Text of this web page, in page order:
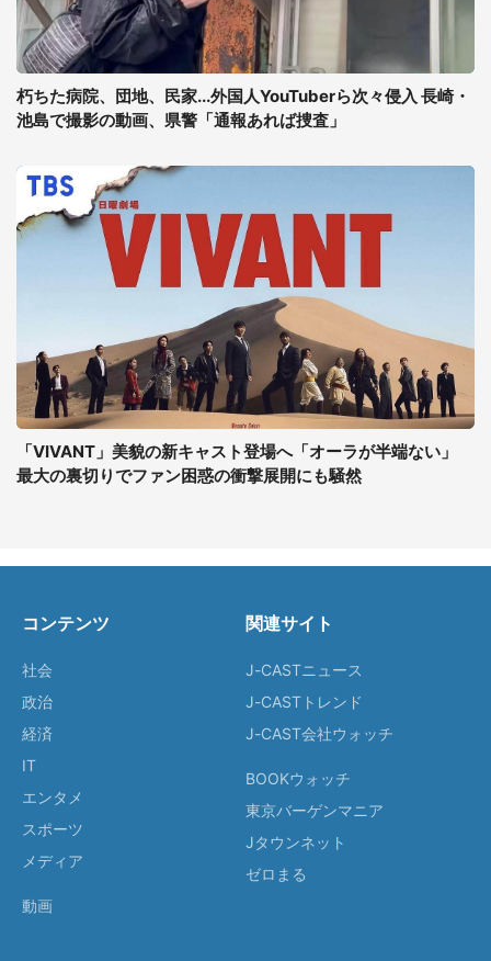
朽ちた病院、団地、民家...外国人YouTuberら次々侵入 長崎・
池島で撮影の動画、県警「通報あれば捜査」
「VIVANT」美貌の新キャスト登場へ「オーラが半端ない」
最大の裏切りでファン困惑の衝撃展開にも騒然
コンテンツ
社会
政治
経済
IT
エンタメ
スポーツ
メディア
動画
関連サイト
J-CASTニュース
J-CASTトレンド
J-CAST会社ウォッチ
BOOKウォッチ
東京バーゲンマニア
Jタウンネット
ゼロまる